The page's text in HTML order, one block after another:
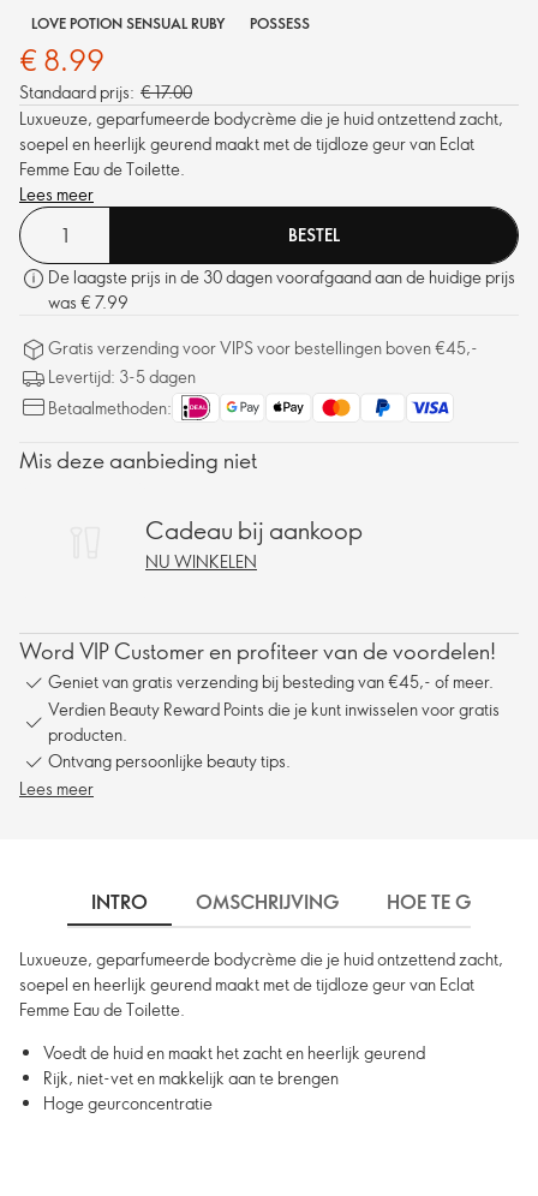
LOVE POTION SENSUAL RUBY
POSSESS
€ 8.99
Standaard prijs: € 17.00
Luxueuze, geparfumeerde bodycrème die je huid ontzettend zacht,
soepel en heerlijk geurend maakt met de tijdloze geur van Eclat
Femme Eau de Toilette.
Lees meer
BESTEL
De laagste prijs in de 30 dagen voorafgaand aan de huidige prijs
was € 7.99
Gratis verzending voor VIPS voor bestellingen boven €45,-
Levertijd: 3-5 dagen
Betaalmethoden:
Mis deze aanbieding niet
Cadeau bij aankoop
NU WINKELEN
Word VIP Customer en profiteer van de voordelen!
Geniet van gratis verzending bij besteding van €45,- of meer.
Verdien Beauty Reward Points die je kunt inwisselen voor gratis
producten.
Ontvang persoonlijke beauty tips.
Lees meer
INTRO OMSCHRIJVING HOE TE
Luxueuze, geparfumeerde bodycrème die je huid ontzettend zacht,
soepel en heerlijk geurend maakt met de tijdloze geur van Eclat
Femme Eau de Toilette.
Voedt de huid en maakt het zacht en heerlijk geurend
Rijk, niet-vet en makkelijk aan te brengen
Hoge geurconcentratie